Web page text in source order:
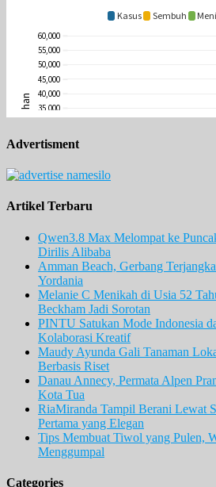
Advertisment
Artikel Terbaru
Qwen3.8 Max Melompat ke
Dirilis Alibaba
Amman Beach, Gerbang
Yordania
Melanie C Menikah di Usia 52
Beckham Jadi Sorotan
PINTU Satukan Mode Indonesia
Kolaborasi Kreatif
Maudy Ayunda Gali Tanaman
Berbasis Riset
Danau Annecy, Permata Alpen
Kota Tua
RiaMiranda Tampil Berani Lewat
Pertama yang Elegan
Tips Membuat Tiwol yang Pulen,
Menggumpal
Categories